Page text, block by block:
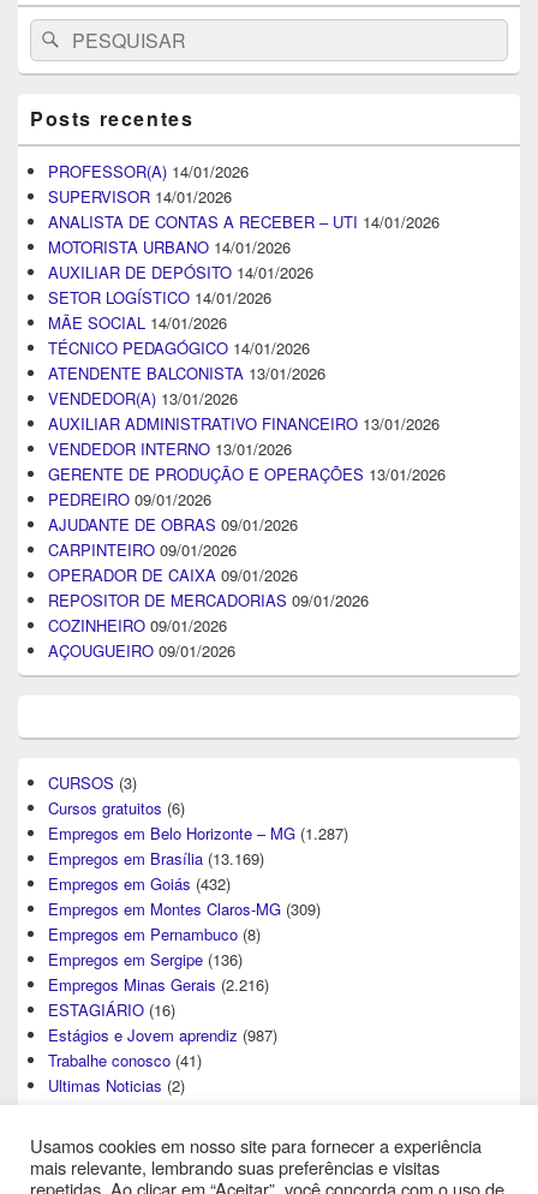
Search
for:
Pesquisar
Posts recentes
PROFESSOR(A) 14/01/2026
SUPERVISOR 14/01/2026
ANALISTA DE CONTAS A RECEBER – UTI 14/01/2026
MOTORISTA URBANO 14/01/2026
AUXILIAR DE DEPÓSITO 14/01/2026
SETOR LOGÍSTICO 14/01/2026
MÃE SOCIAL 14/01/2026
TÉCNICO PEDAGÓGICO 14/01/2026
ATENDENTE BALCONISTA 13/01/2026
VENDEDOR(A) 13/01/2026
AUXILIAR ADMINISTRATIVO FINANCEIRO 13/01/2026
VENDEDOR INTERNO 13/01/2026
GERENTE DE PRODUÇÃO E OPERAÇÕES 13/01/2026
PEDREIRO 09/01/2026
AJUDANTE DE OBRAS 09/01/2026
CARPINTEIRO 09/01/2026
OPERADOR DE CAIXA 09/01/2026
REPOSITOR DE MERCADORIAS 09/01/2026
COZINHEIRO 09/01/2026
AÇOUGUEIRO 09/01/2026
CURSOS (3)
Cursos gratuitos (6)
Empregos em Belo Horizonte – MG (1.287)
Empregos em Brasília (13.169)
Empregos em Goiás (432)
Empregos em Montes Claros-MG (309)
Empregos em Pernambuco (8)
Empregos em Sergipe (136)
Empregos Minas Gerais (2.216)
ESTAGIÁRIO (16)
Estágios e Jovem aprendiz (987)
Trabalhe conosco (41)
Ultimas Noticias (2)
Usamos cookies em nosso site para fornecer a experiência
mais relevante, lembrando suas preferências e visitas
repetidas. Ao clicar em “Aceitar”, você concorda com o uso de